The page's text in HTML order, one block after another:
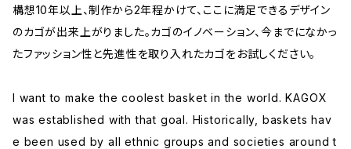
構想10年以上、制作から2年程かけて、ここに満足できるデザイン
のカゴが出来上がりました。カゴのイノベーション、今までになかっ
たファッション性と先進性を取り入れたカゴをお試しください。
I want to make the coolest basket in the world. KAGOX
was established with that goal. Historically, baskets hav
e been used by all ethnic groups and societies around t